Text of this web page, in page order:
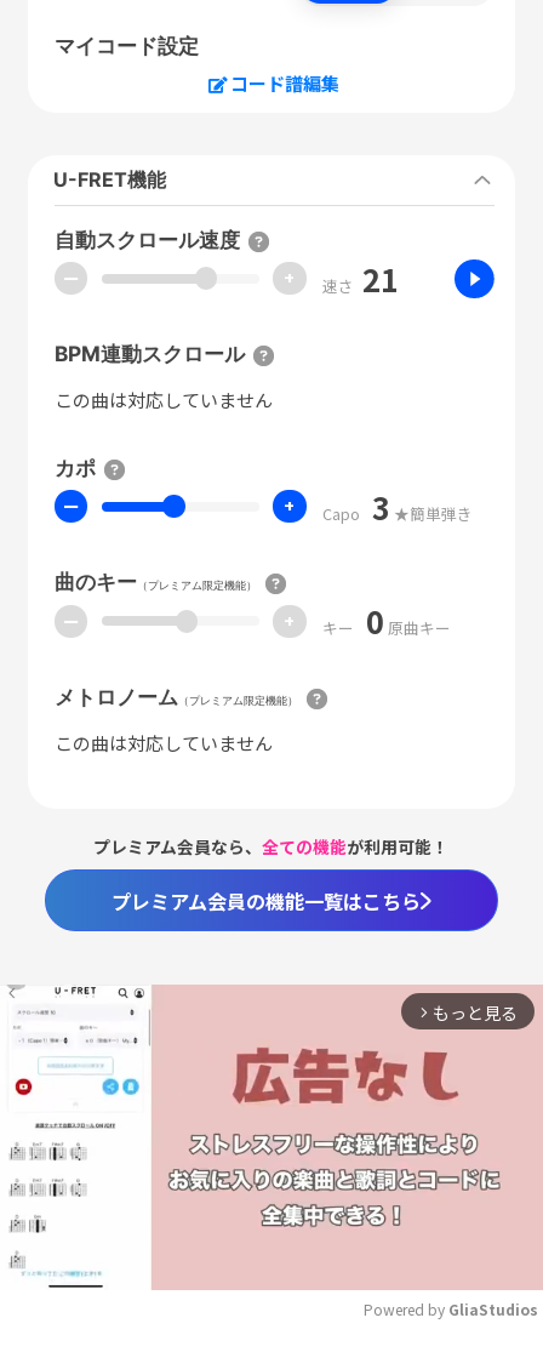
マイコード設定
コード譜編集
U-FRET機能
自動スクロール速度
ー + 速さ 21
BPM連動スクロール
この曲は対応していません
カポ
ー + Capo 3 ★簡単弾き
曲のキー（プレミアム限定機能）
ー + キー 0 原曲キー
メトロノーム （プレミアム限定機能）
この曲は対応していません
プレミアム会員なら、全ての機能が利用可能！
プレミアム会員の機能一覧はこちら
arrow_forward_ios もっと見る
Powered by GliaStudios